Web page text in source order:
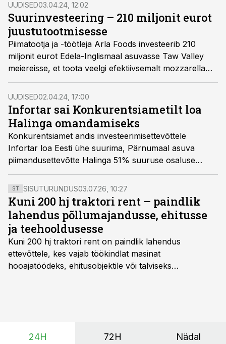
UUDISED03.04.24, 12:02
Suurinvesteering – 210 miljonit eurot
juustutootmisesse
Piimatootja ja -töötleja Arla Foods investeerib 210
miljonit eurot Edela-Inglismaal asuvasse Taw Valley
meiereisse, et toota veelgi efektiivsemalt mozzarella
juustu.
UUDISED02.04.24, 17:00
Infortar sai Konkurentsiametilt loa
Halinga omandamiseks
Konkurentsiamet andis investeerimisettevõttele
Infortar loa Eesti ühe suurima, Pärnumaal asuva
piimandusettevõtte Halinga 51% suuruse osaluse
omandamiseks.
ST SISUTURUNDUS03.07.26, 10:27
Kuni 200 hj traktori rent – paindlik
lahendus põllumajandusse, ehitusse
ja teehooldusesse
Kuni 200 hj traktori rent on paindlik lahendus
ettevõttele, kes vajab töökindlat masinat
hooajatöödeks, ehitusobjektile või talviseks
on suurim ning iga töötund on oluline.
24H 72H Nädal